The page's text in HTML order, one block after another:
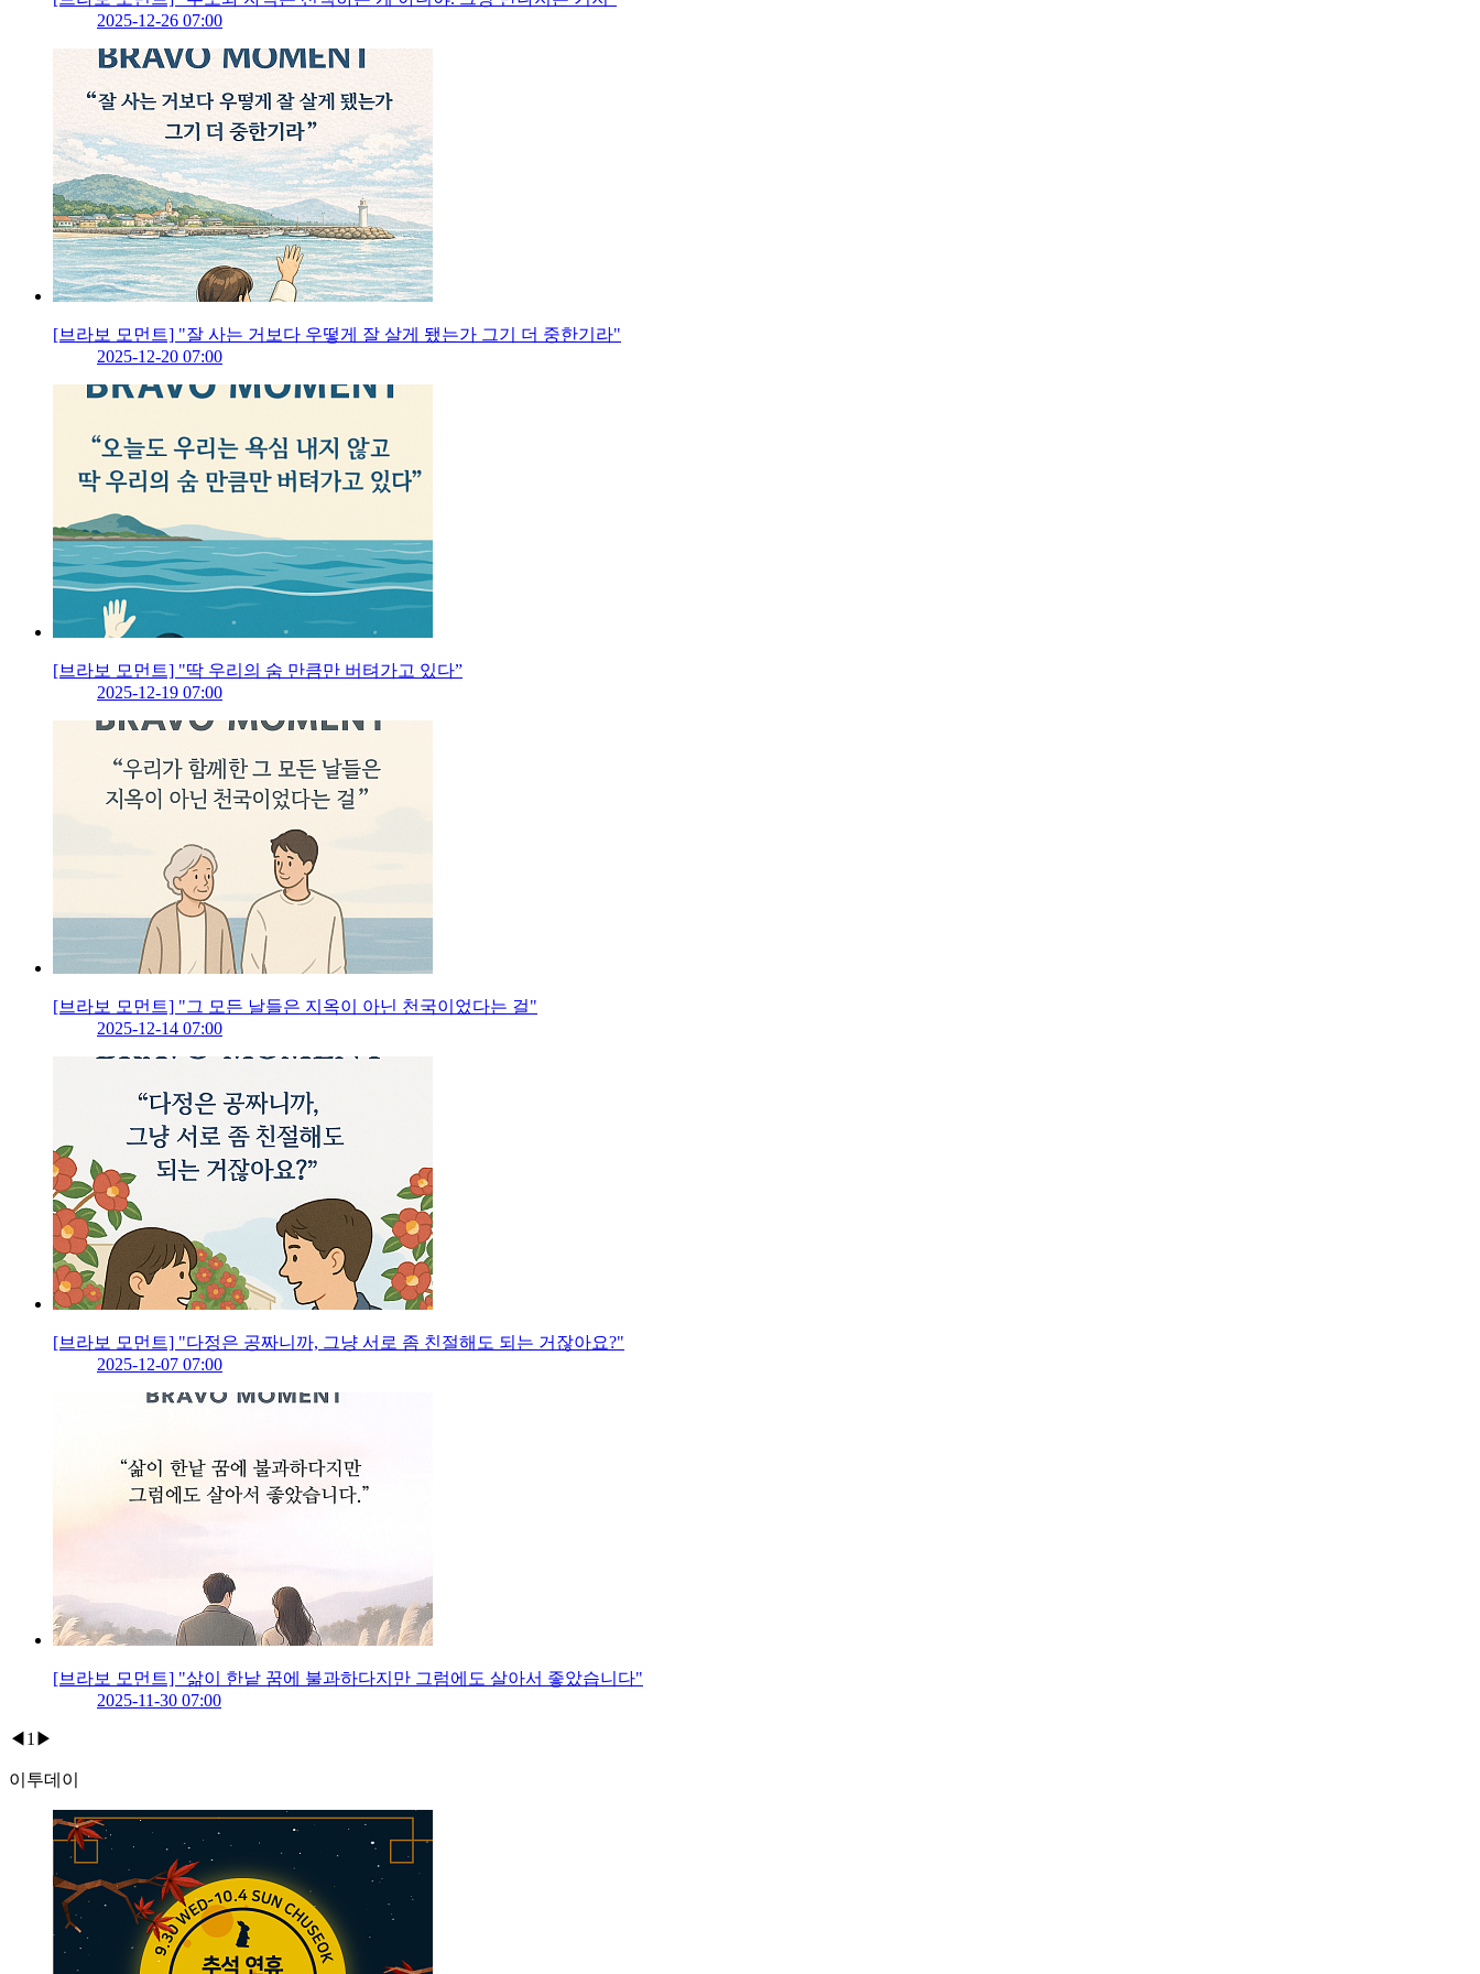
2025-12-26 07:00
[브라보 모먼트] "잘 사는 거보다 우떻게 잘 살게 됐는가 그기 더 중한기라"
2025-12-20 07:00
[브라보 모먼트] "딱 우리의 숨 만큼만 버텨가고 있다”
2025-12-19 07:00
[브라보 모먼트] "그 모든 날들은 지옥이 아닌 천국이었다는 걸"
2025-12-14 07:00
[브라보 모먼트] "다정은 공짜니까, 그냥 서로 좀 친절해도 되는 거잖아요?"
2025-12-07 07:00
[브라보 모먼트] "삶이 한낱 꿈에 불과하다지만 그럼에도 살아서 좋았습니다"
2025-11-30 07:00
◀ 1 ▶
이투데이